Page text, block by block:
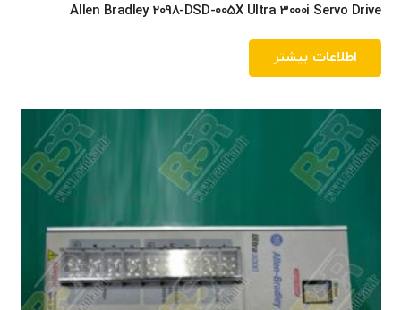
Allen Bradley 2098-DSD-005X Ultra 3000i Servo Drive
اطلاعات بیشتر